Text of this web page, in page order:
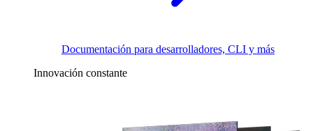
Documentación para desarrolladores, CLI y más
Innovación constante